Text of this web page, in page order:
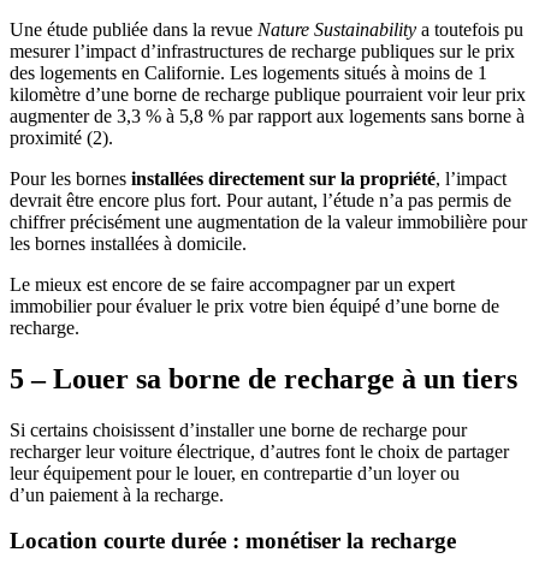
Une étude publiée dans la revue Nature Sustainability a toutefois pu
mesurer l’impact d’infrastructures de recharge publiques sur le prix
des logements en Californie. Les logements situés à moins de 1
kilomètre d’une borne de recharge publique pourraient voir leur prix
augmenter de 3,3 % à 5,8 % par rapport aux logements sans borne à
proximité (2).
Pour les bornes installées directement sur la propriété, l’impact
devrait être encore plus fort. Pour autant, l’étude n’a pas permis de
chiffrer précisément une augmentation de la valeur immobilière pour
les bornes installées à domicile.
Le mieux est encore de se faire accompagner par un expert
immobilier pour évaluer le prix votre bien équipé d’une borne de
recharge.
5 – Louer sa borne de recharge à un tiers
Si certains choisissent d’installer une borne de recharge pour
recharger leur voiture électrique, d’autres font le choix de partager
leur équipement pour le louer, en contrepartie d’un loyer ou
d’un paiement à la recharge.
Location courte durée : monétiser la recharge